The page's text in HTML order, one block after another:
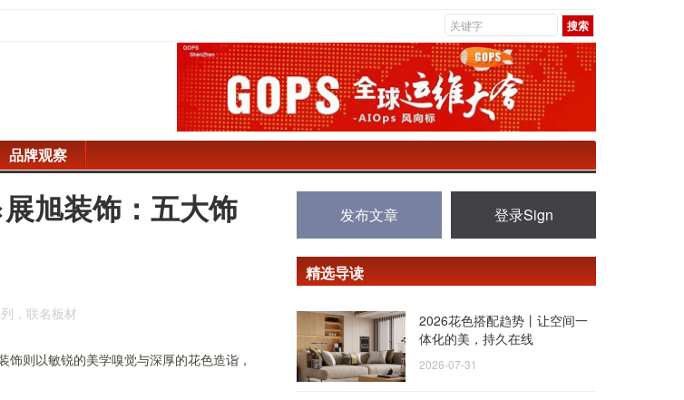
品牌观察
旭装饰：五大饰
，联名板材
则以敏锐的美学嗅觉与深厚的花色造诣，
发布文章 登录Sign
精选导读
2026花色搭配趋势丨让空间一
体化的美，持久在线
2026-07-31